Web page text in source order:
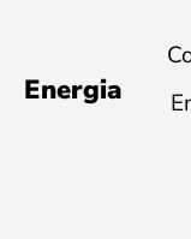
Energia